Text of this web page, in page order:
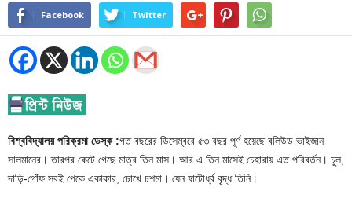
Facebook Twitter
বিশ্ববিদ্যালয় পরিক্রমা ডেস্ক :গত বছরের ডিসেম্বরে ৫৩ বছর পূর্ণ হয়েছে বলিউড ভাইজান
সালমানের। তারপর কেটে গেছে মাত্র তিন মাস। আর এ তিন মাসেই চেহারায় এত পরিবর্তন। চুল,
দাড়ি-গোঁফ সবই পেকে একাকার, চোখে চশমা। যেন ষাটোর্ধ্ব বৃদ্ধ তিনি।